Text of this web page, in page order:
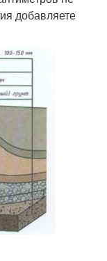
добавляете